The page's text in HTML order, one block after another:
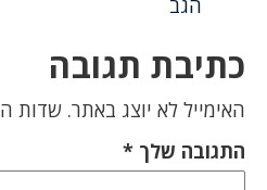
הגב
כתיבת תגובה
האימייל לא יוצג באתר. שדות
התגובה שלך *